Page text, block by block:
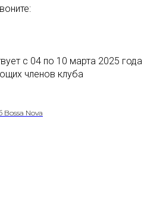
с 04 по 10 марта 2025 года
членов клуба
Bossa Nova